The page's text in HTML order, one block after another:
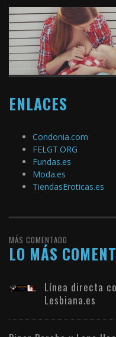
ENLACES
Condonia.com
FELGT.ORG
Fundas.es
Moda.es
TiendasEroticas.es
MÁS COMENTADO
LO MÁS
Línea directa
Lesbiana.es